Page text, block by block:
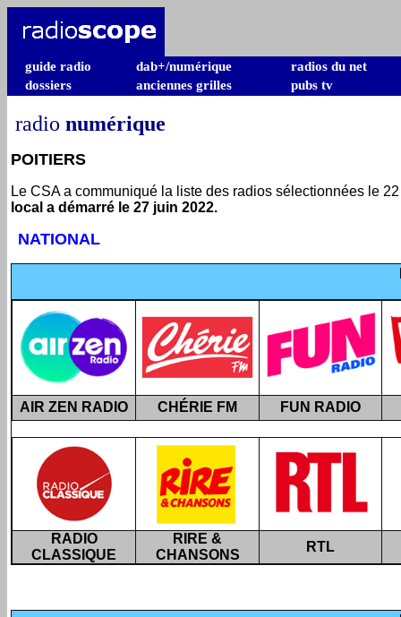
guide radio dab+/numérique
radios du net
dossiers
anciennes grilles pubs tv
radio numérique
POITIERS
Le CSA a communiqué la liste des radios sélectionnées le
local a démarré le 27 juin 2022.
NATIONAL
AIR ZEN RADIO CHÉRIE FM FUN RADIO
RADIO
CLASSIQUE
RIRE &
CHANSONS
RTL